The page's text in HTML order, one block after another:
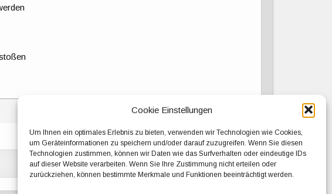
Cookie Einstellungen
Um Ihnen ein optimales Erlebnis zu bieten, verwenden wir Technologien wie Cookies,
um Geräteinformationen zu speichern und/oder darauf zuzugreifen. Wenn Sie diesen
Technologien zustimmen, können wir Daten wie das Surfverhalten oder eindeutige IDs
auf dieser Website verarbeiten. Wenn Sie Ihre Zustimmung nicht erteilen oder
zurückziehen, können bestimmte Merkmale und Funktionen beeinträchtigt werden.